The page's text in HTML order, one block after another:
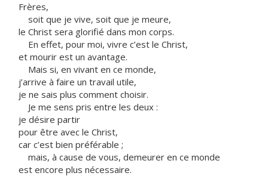
Frères,
soit que je vive, soit que je meure,
le Christ sera glorifié dans mon corps.
En effet, pour moi, vivre c’est le Christ,
et mourir est un avantage.
Mais si, en vivant en ce monde,
j’arrive à faire un travail utile,
je ne sais plus comment choisir.
Je me sens pris entre les deux :
je désire partir
pour être avec le Christ,
car c’est bien préférable ;
mais, à cause de vous, demeurer en ce monde
est encore plus nécessaire.